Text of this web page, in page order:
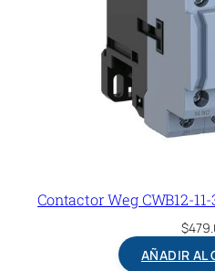
Contactor Weg CWB12-
$
AÑADIR AL